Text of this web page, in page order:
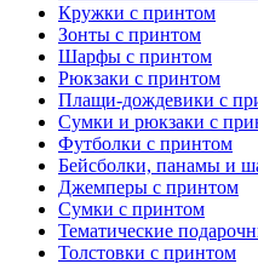
Кружки с принтом
Зонты с принтом
Шарфы с принтом
Рюкзаки с принтом
Плащи-дождевики с
Сумки и рюкзаки с
Футболки с принтом
Бейсболки, панамы и
Джемперы с принтом
Сумки с принтом
Тематические
Толстовки с принтом